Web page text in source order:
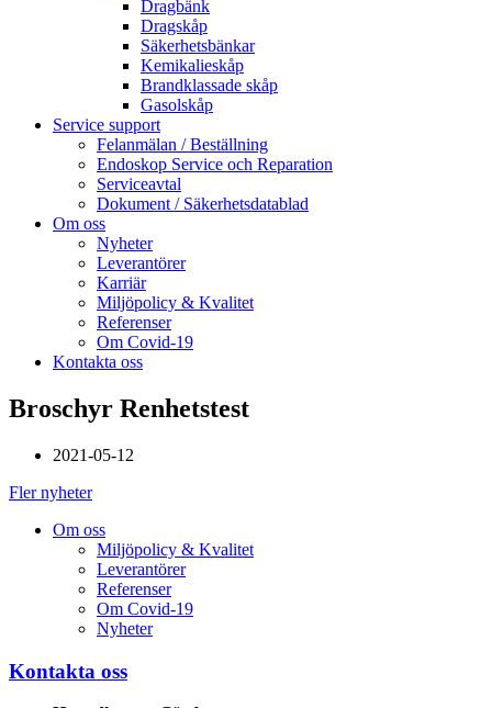
Dragbänk
Dragskåp
Säkerhetsbänkar
Kemikalieskåp
Brandklassade skåp
Gasolskåp
Service support
Felanmälan / Beställning
Endoskop Service och Reparation
Serviceavtal
Dokument / Säkerhetsdatablad
Om oss
Nyheter
Leverantörer
Karriär
Miljöpolicy & Kvalitet
Referenser
Om Covid-19
Kontakta oss
Broschyr Renhetstest
2021-05-12
Fler nyheter
Om oss
Miljöpolicy & Kvalitet
Leverantörer
Referenser
Om Covid-19
Nyheter
Kontakta oss